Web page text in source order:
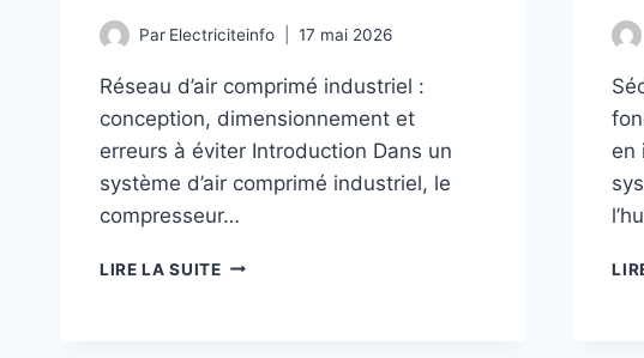
Par Electriciteinfo 17 mai 2026
Réseau d’air comprimé industriel :
conception, dimensionnement et
erreurs à éviter Introduction Dans un
système d’air comprimé industriel, le
compresseur…
LIRE LA SUITERÉSEAU
en